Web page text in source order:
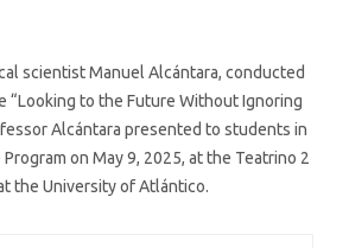
scientist Manuel Alcántara, conducted
“Looking to the Future Without Ignoring
Alcántara presented to students in
on May 9, 2025, at the Teatrino 2
the University of Atlántico.